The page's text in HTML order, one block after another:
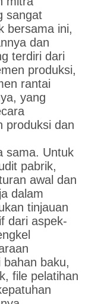
sangat
bersama ini,
dan
terdiri dari
produksi,
rantai
yang
produksi dan
sama. Untuk
pabrik,
awal dan
dalam
tinjauan
dari aspek-
baku,
file pelatihan